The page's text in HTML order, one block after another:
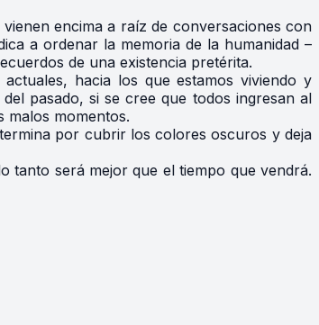
encima a raíz de conversaciones con
a ordenar la memoria de la humanidad –
de una existencia pretérita.
actuales, hacia los que estamos viviendo y
pasado, si se cree que todos ingresan al
malos momentos.
por cubrir los colores oscuros y deja
tanto será mejor que el tiempo que vendrá.